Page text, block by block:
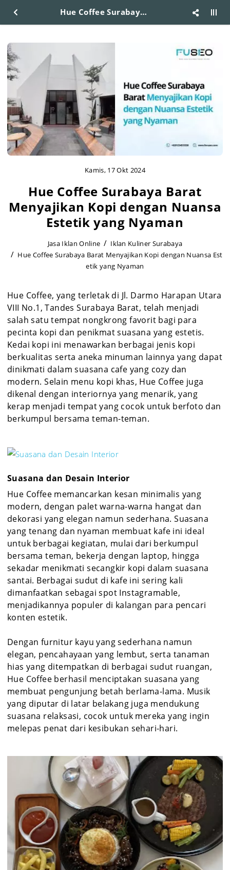
Hue Coffee Surabaya Barat Menyajikan Kopi dengan Nuansa Estetik yang Nyaman
Kamis, 17 Okt 2024
Hue Coffee Surabaya Barat
Menyajikan Kopi dengan Nuansa
Estetik yang Nyaman
Jasa Iklan Online
Iklan Kuliner Surabaya
Hue Coffee Surabaya Barat Menyajikan Kopi dengan Nuansa Est
etik yang Nyaman
Hue Coffee, yang terletak di Jl. Darmo Harapan Utara
VIII No.1, Tandes Surabaya Barat, telah menjadi
salah satu tempat nongkrong favorit bagi para
pecinta kopi dan penikmat suasana yang estetis.
Kedai kopi ini menawarkan berbagai jenis kopi
berkualitas serta aneka minuman lainnya yang dapat
dinikmati dalam suasana cafe yang cozy dan
modern. Selain menu kopi khas, Hue Coffee juga
dikenal dengan interiornya yang menarik, yang
kerap menjadi tempat yang cocok untuk berfoto dan
berkumpul bersama teman-teman.
Suasana dan Desain Interior
Hue Coffee memancarkan kesan minimalis yang
modern, dengan palet warna-warna hangat dan
dekorasi yang elegan namun sederhana. Suasana
yang tenang dan nyaman membuat kafe ini ideal
untuk berbagai kegiatan, mulai dari berkumpul
bersama teman, bekerja dengan laptop, hingga
sekadar menikmati secangkir kopi dalam suasana
santai. Berbagai sudut di kafe ini sering kali
dimanfaatkan sebagai spot Instagramable,
menjadikannya populer di kalangan para pencari
konten estetik.
Dengan furnitur kayu yang sederhana namun
elegan, pencahayaan yang lembut, serta tanaman
hias yang ditempatkan di berbagai sudut ruangan,
Hue Coffee berhasil menciptakan suasana yang
membuat pengunjung betah berlama-lama. Musik
yang diputar di latar belakang juga mendukung
suasana relaksasi, cocok untuk mereka yang ingin
melepas penat dari kesibukan sehari-hari.